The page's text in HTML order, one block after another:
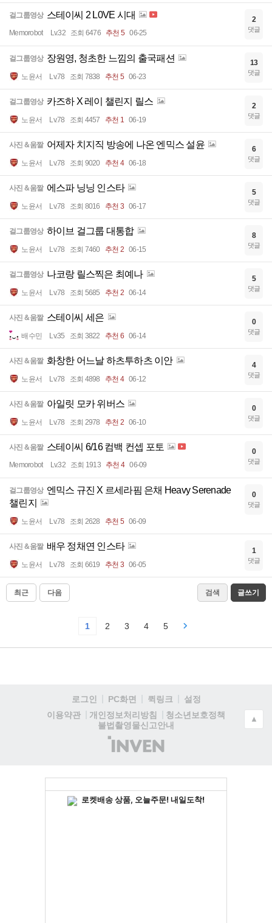
걸그룹영상 스테이씨 2 L0VE 시대
Memorobot Lv.32 조회 6476 추천 5 06-25
2
댓글
걸그룹영상 장원영, 청초한 느낌의 출국패션
노윤서 Lv.78 조회 7838 추천 5 06-23
13
댓글
걸그룹영상 카즈하 X 레이 챌린지 릴스
노윤서 Lv.78 조회 4457 추천 1 06-19
2
댓글
사진＆움짤 어제자 치지직 방송에 나온 엔믹스 설윤
노윤서 Lv.78 조회 9020 추천 4 06-18
6
댓글
사진＆움짤 에스파 닝닝 인스타
노윤서 Lv.78 조회 8016 추천 3 06-17
5
댓글
걸그룹영상 하이브 걸그룹 대통합
노윤서 Lv.78 조회 7460 추천 2 06-15
8
댓글
걸그룹영상 나코랑 릴스찍은 최예나
노윤서 Lv.78 조회 5685 추천 2 06-14
5
댓글
사진＆움짤 스테이씨 세은
배수민 Lv.35 조회 3822 추천 6 06-14
0
댓글
사진＆움짤 화창한 어느날 하츠투하츠 이안
노윤서 Lv.78 조회 4898 추천 4 06-12
4
댓글
사진＆움짤 아일릿 모카 위버스
노윤서 Lv.78 조회 2978 추천 2 06-10
0
댓글
사진＆움짤 스테이씨 6/16 컴백 컨셉 포토
Memorobot Lv.32 조회 1913 추천 4 06-09
0
댓글
걸그룹영상 엔믹스 규진 X 르세라핌 은채 Heavy Serenade
챌린지
노윤서 Lv.78 조회 2628 추천 5 06-09
0
댓글
사진＆움짤 배우 정채연 인스타
노윤서 Lv.78 조회 6619 추천 3 06-05
1
댓글
최근 다음 검색 글쓰기
1 2 3 4 5
로그인 PC화면 퀵링크
설정
이용약관
개인정보처리방침
청소년보호정책
불법촬영물신고안내
(주)
인
▲